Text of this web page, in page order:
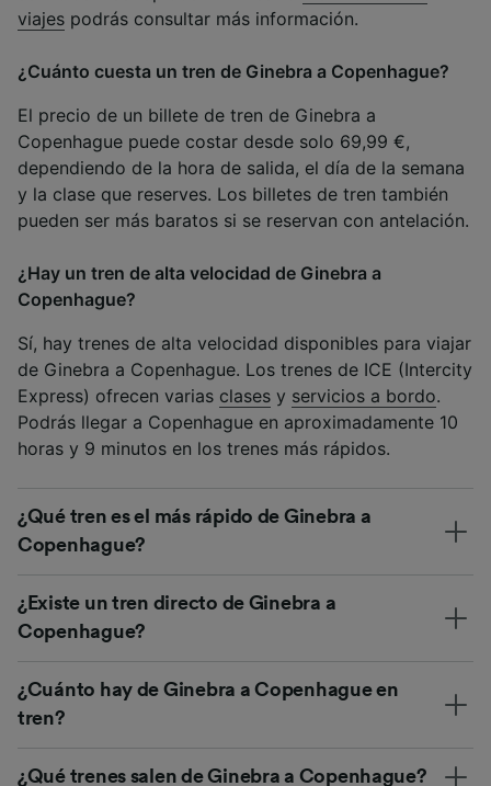
viajes podrás consultar más información.
¿Cuánto cuesta un tren de Ginebra a Copenhague?
El precio de un billete de tren de Ginebra a
Copenhague puede costar desde solo 69,99 €,
dependiendo de la hora de salida, el día de la semana
y la clase que reserves. Los billetes de tren también
pueden ser más baratos si se reservan con antelación.
¿Hay un tren de alta velocidad de Ginebra a
Copenhague?
Sí, hay trenes de alta velocidad disponibles para viajar
de Ginebra a Copenhague. Los trenes de ICE (Intercity
Express) ofrecen varias clases y servicios a bordo.
Podrás llegar a Copenhague en aproximadamente 10
horas y 9 minutos en los trenes más rápidos.
¿Qué tren es el más rápido de Ginebra a
Copenhague?
¿Existe un tren directo de Ginebra a
Copenhague?
¿Cuánto hay de Ginebra a Copenhague en
tren?
¿Qué trenes salen de Ginebra a Copenhague?